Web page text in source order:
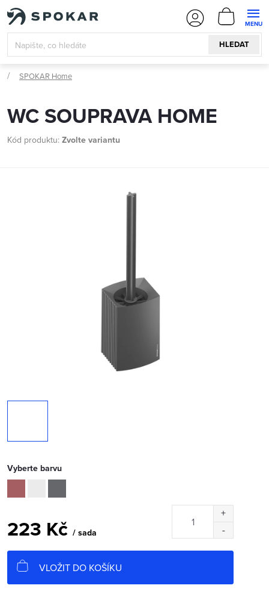
Přejít
obsah
HLEDAT
KOŠÍK
SPOKAR Home
WC SOUPRAVA HOME
Kód produktu: Zvolte variantu
Vyberte barvu
223 Kč / sada
cena:
VLOŽIT DO KOŠÍKU